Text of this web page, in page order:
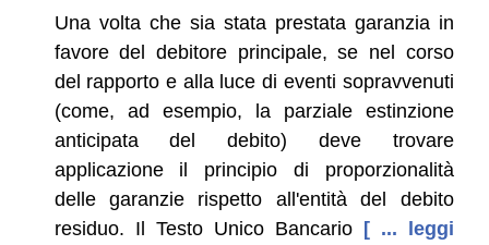
Una volta che sia stata prestata garanzia in
favore del debitore principale, se nel corso
del rapporto e alla luce di eventi sopravvenuti
(come, ad esempio, la parziale estinzione
anticipata del debito) deve trovare
applicazione il principio di proporzionalità
delle garanzie rispetto all'entità del debito
residuo. Il Testo Unico Bancario [ ... leggi